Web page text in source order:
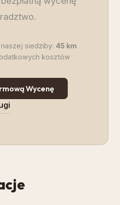
naszej siedziby: 45 km
kosztów
Wycenę